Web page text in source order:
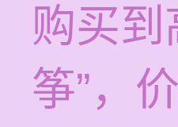
购买到
筝”，